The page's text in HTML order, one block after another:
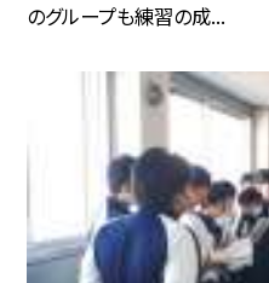
のグループも練習の成...